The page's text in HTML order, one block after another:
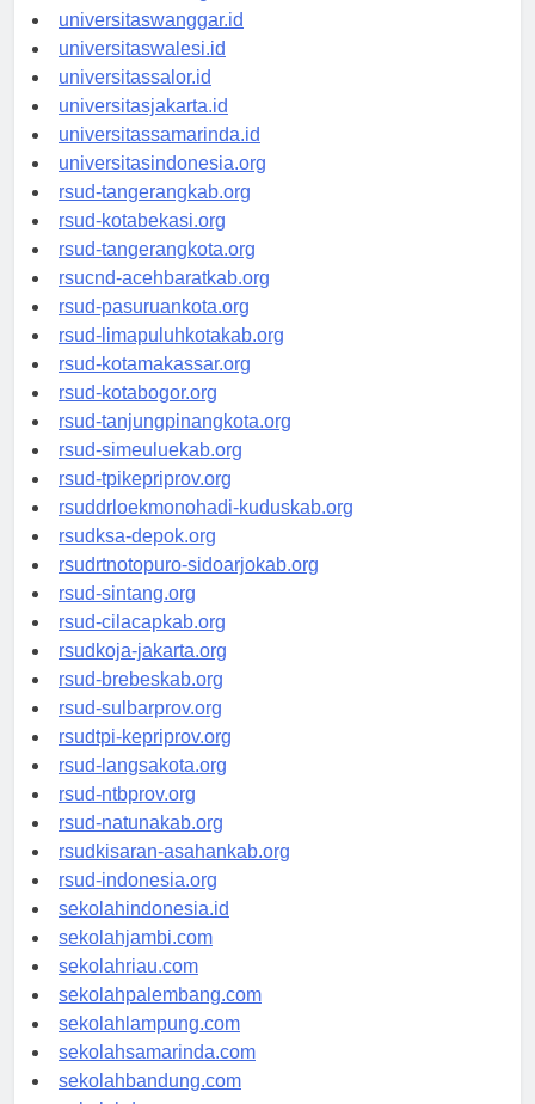
universitassorong.id
universitaswanggar.id
universitaswalesi.id
universitassalor.id
universitasjakarta.id
universitassamarinda.id
universitasindonesia.org
rsud-tangerangkab.org
rsud-kotabekasi.org
rsud-tangerangkota.org
rsucnd-acehbaratkab.org
rsud-pasuruankota.org
rsud-limapuluhkotakab.org
rsud-kotamakassar.org
rsud-kotabogor.org
rsud-tanjungpinangkota.org
rsud-simeuluekab.org
rsud-tpikepriprov.org
rsuddrloekmonohadi-kuduskab.org
rsudksa-depok.org
rsudrtnotopuro-sidoarjokab.org
rsud-sintang.org
rsud-cilacapkab.org
rsudkoja-jakarta.org
rsud-brebeskab.org
rsud-sulbarprov.org
rsudtpi-kepriprov.org
rsud-langsakota.org
rsud-ntbprov.org
rsud-natunakab.org
rsudkisaran-asahankab.org
rsud-indonesia.org
sekolahindonesia.id
sekolahjambi.com
sekolahriau.com
sekolahpalembang.com
sekolahlampung.com
sekolahsamarinda.com